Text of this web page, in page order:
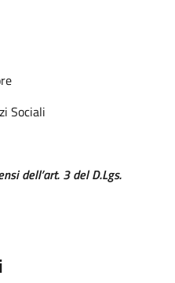
Sociali
dell’art. 3 del D.Lgs.